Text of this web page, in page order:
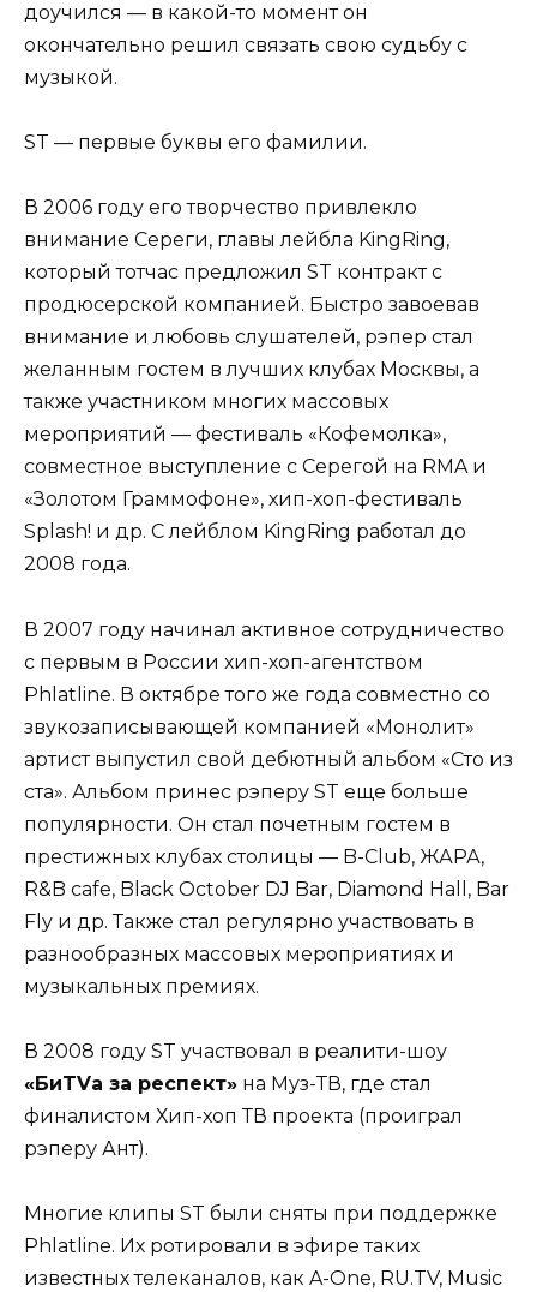
доучился — в какой-то момент он
окончательно решил связать свою судьбу с
музыкой.
ST — первые буквы его фамилии.
В 2006 году его творчество привлекло
внимание Сереги, главы лейбла KingRing,
который тотчас предложил ST контракт с
продюсерской компанией. Быстро завоевав
внимание и любовь слушателей, рэпер стал
желанным гостем в лучших клубах Москвы, а
также участником многих массовых
мероприятий — фестиваль «Кофемолка»,
совместное выступление с Серегой на RMA и
«Золотом Граммофоне», хип-хоп-фестиваль
Splash! и др. С лейблом KingRing работал до
2008 года.
В 2007 году начинал активное сотрудничество
с первым в России хип-хоп-агентством
Phlatline. В октябре того же года совместно со
звукозаписывающей компанией «Монолит»
артист выпустил свой дебютный альбом «Сто из
ста». Альбом принес рэперу ST еще больше
популярности. Он стал почетным гостем в
престижных клубах столицы — B-Club, ЖАРА,
R&B cafe, Black October DJ Bar, Diamond Hall, Bar
Fly и др. Также стал регулярно участвовать в
разнообразных массовых мероприятиях и
музыкальных премиях.
В 2008 году ST участвовал в реалити-шоу
«БиTVа за респект» на Муз-ТВ, где стал
финалистом Хип-хоп ТВ проекта (проиграл
рэперу Ант).
Многие клипы ST были сняты при поддержке
Phlatline. Их ротировали в эфире таких
известных телеканалов, как A-One, RU.TV, Music